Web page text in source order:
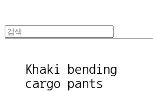
Khaki bending
cargo pants